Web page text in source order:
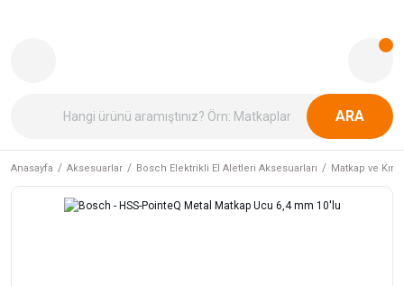
ARA
Anasayfa Aksesuarlar Bosch Elektrikli El Aletleri Aksesuarları Matkap ve